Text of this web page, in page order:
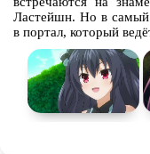
Ластейшн. Но в самый
в портал, который